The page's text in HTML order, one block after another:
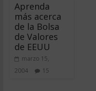
Aprenda
más acerca
de la Bolsa
de Valores
de EEUU
marzo 15,
2004
15